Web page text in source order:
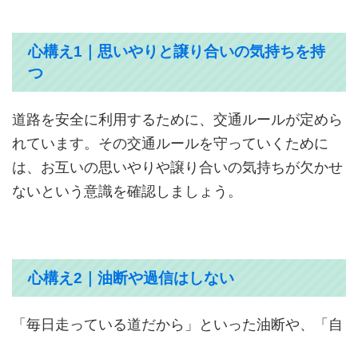
心構え1｜思いやりと譲り合いの気持ちを持
つ
道路を安全に利用するために、交通ルールが定めら
れています。その交通ルールを守っていくために
は、お互いの思いやりや譲り合いの気持ちが欠かせ
ないという意識を確認しましょう。
心構え2｜油断や過信はしない
「毎日走っている道だから」といった油断や、「自